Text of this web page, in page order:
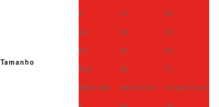
Tamanho
G
72
56
GG
74
59
EG
84
66
EGG
86
72
Baby look
Altura (cm)
Largura (cm)